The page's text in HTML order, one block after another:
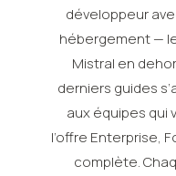
développeur
hébergement —
Mistral en
derniers guides
aux équipes qui
l’offre Enterprise,
complète.